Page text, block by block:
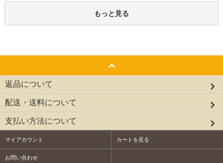
もっと見る
返品について
配送・送料について
支払い方法について
マイアカウント カートを見る
お問い合わせ